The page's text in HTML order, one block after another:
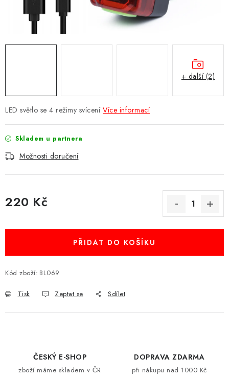
LED světlo se 4 režimy svícení Více informací
Skladem u partnera
Možnosti doručení
220 Kč
PŘIDAT DO KOŠÍKU
Kód zboží: BL069
Tisk Zeptat se Sdílet
+ další (2)
ČESKÝ E-SHOP
zboží máme skladem v ČR
DOPRAVA ZDARMA
při nákupu nad 1000 Kč